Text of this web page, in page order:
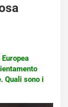
Quali sono i